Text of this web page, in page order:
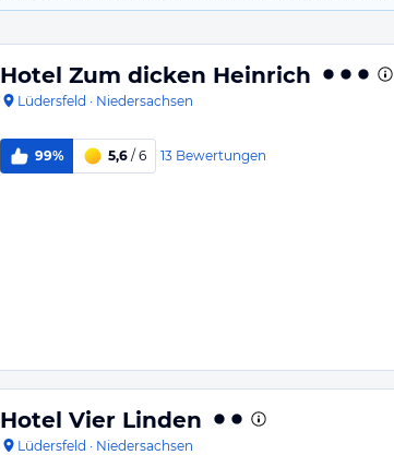
Hotel Zum dicken Heinrich
Lüdersfeld · Niedersachsen
99% 5,6 / 6 13 Bewertungen
Hotel Vier Linden
Lüdersfeld · Niedersachsen